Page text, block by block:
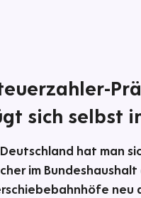
sich selbst
hat man
im
neu